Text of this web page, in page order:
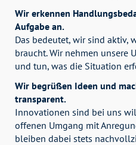
Wir erkennen
Aufgabe an.
Das bedeutet, wir sind aktiv,
braucht. Wir nehmen unsere
und tun, was die Situation
Wir begrüßen Ideen und
transparent.
Innovationen sind bei uns
offenen Umgang mit
bleiben dabei stets